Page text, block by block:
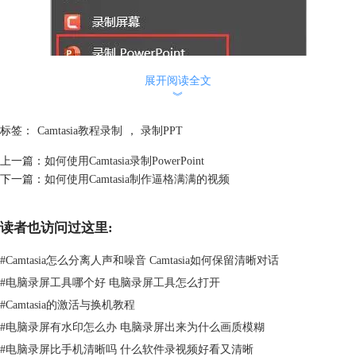
图2：在任务栏中选择录制PPT
之后便会打开PowerPoint，然后打开我们想要进行录制的演示文稿，在工
具栏上侧选择加载项。
图3：在PowerPoint中找到加载项
展开阅读全文
︾
标签： Camtasia教程录制 ， 录制PPT
上一篇： 如何使用Camtasia录制PowerPoint
下一篇： 如何使用Camtasia制作逼格满满的视频
读者也访问过这里:
#Camtasia怎么分离人声和噪音 Camtasia如何保留清晰对话
#电脑录屏工具哪个好 电脑录屏工具怎么打开
#Camtasia的激活与换机教程
#电脑录屏有水印怎么办 电脑录屏出来为什么画质模糊
#电脑录屏比手机清晰吗 什么软件录视频好看又清晰